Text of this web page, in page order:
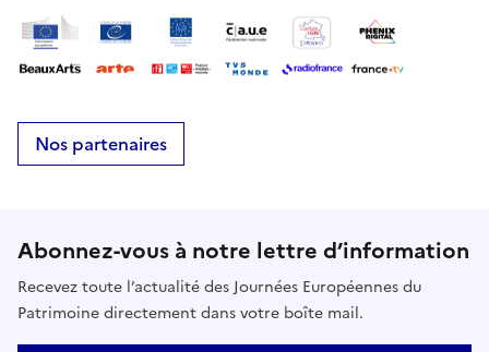
Nos partenaires
Abonnez-vous à notre lettre d’information
Recevez toute l’actualité des Journées Européennes du
Patrimoine directement dans votre boîte mail.